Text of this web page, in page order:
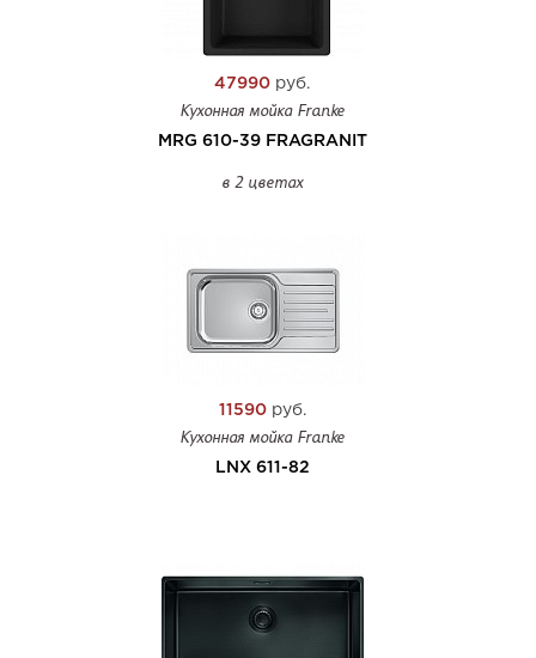
47990 руб.
Кухонная мойка Franke
MRG 610-39 FRAGRANIT
в 2 цветах
11590руб.
Кухонная мойка Franke
LNX 611-82